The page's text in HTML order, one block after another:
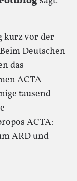
kurz vor der
Deutschen
das
ACTA
tausend
ACTA:
ARD und